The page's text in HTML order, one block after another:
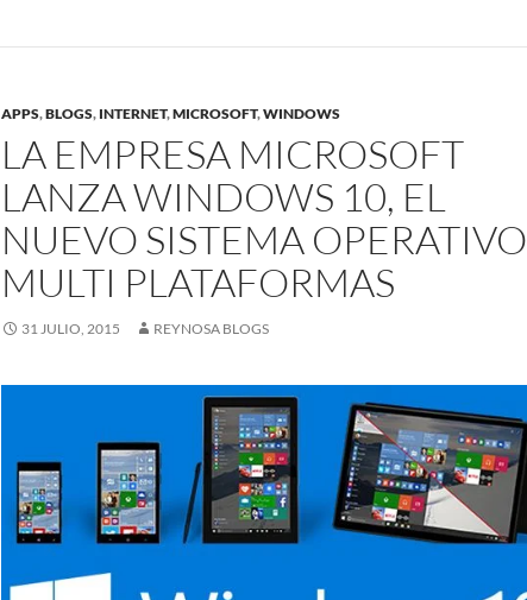
APPS,BLOGS, INTERNET,MICROSOFT,WINDOWS
LA EMPRESA MICROSOFT
LANZA WINDOWS 10, EL
NUEVO SISTEMA OPERATIVO
MULTI PLATAFORMAS
31 JULIO, 2015 REYNOSA BLOGS